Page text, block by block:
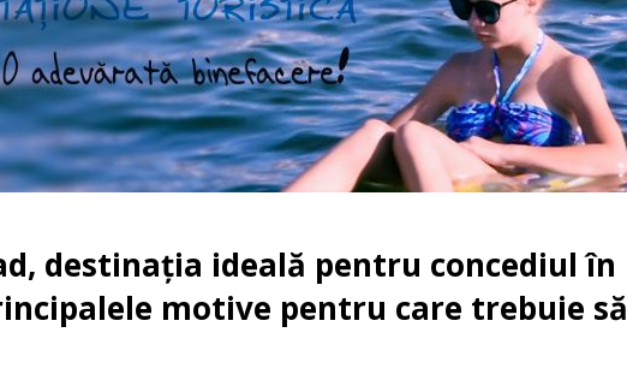
destinația ideală pentru concediul în
motive pentru care trebuie să